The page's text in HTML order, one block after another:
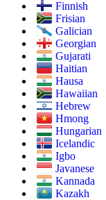
Finnish
Frisian
Galician
Georgian
Gujarati
Haitian
Hausa
Hawaiian
Hebrew
Hmong
Hungarian
Icelandic
Igbo
Javanese
Kannada
Kazakh